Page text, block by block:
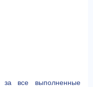
все выполненные